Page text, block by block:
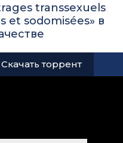
transsexuels
et sodomisées» в
Скачать торрент